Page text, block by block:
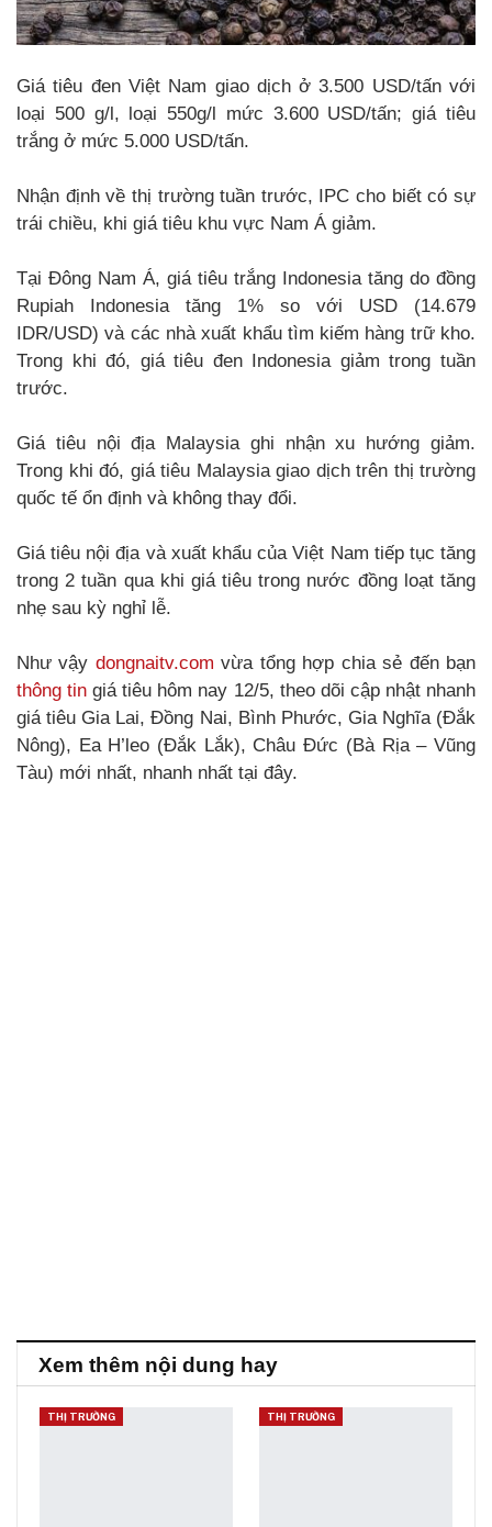
Giá tiêu đen Việt Nam giao dịch ở 3.500 USD/tấn với
loại 500 g/l, loại 550g/l mức 3.600 USD/tấn; giá tiêu
trắng ở mức 5.000 USD/tấn.
Nhận định về thị trường tuần trước, IPC cho biết có sự
trái chiều, khi giá tiêu khu vực Nam Á giảm.
Tại Đông Nam Á, giá tiêu trắng Indonesia tăng do đồng
Rupiah Indonesia tăng 1% so với USD (14.679
IDR/USD) và các nhà xuất khẩu tìm kiếm hàng trữ kho.
Trong khi đó, giá tiêu đen Indonesia giảm trong tuần
trước.
Giá tiêu nội địa Malaysia ghi nhận xu hướng giảm.
Trong khi đó, giá tiêu Malaysia giao dịch trên thị trường
quốc tế ổn định và không thay đổi.
Giá tiêu nội địa và xuất khẩu của Việt Nam tiếp tục tăng
trong 2 tuần qua khi giá tiêu trong nước đồng loạt tăng
nhẹ sau kỳ nghỉ lễ.
Như vậy dongnaitv.com vừa tổng hợp chia sẻ đến bạn
thông tin giá tiêu hôm nay 12/5, theo dõi cập nhật nhanh
giá tiêu Gia Lai, Đồng Nai, Bình Phước, Gia Nghĩa (Đắk
Nông), Ea H’leo (Đắk Lắk), Châu Đức (Bà Rịa – Vũng
Tàu) mới nhất, nhanh nhất tại đây.
Xem thêm nội dung hay
THỊ TRƯỜNG THỊ TRƯỜNG